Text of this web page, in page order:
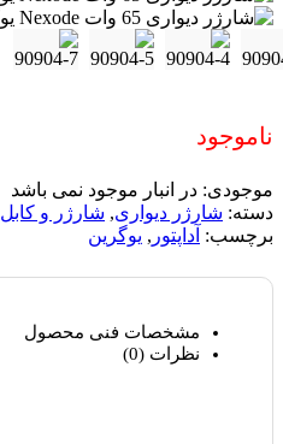
ناموجود
موجودی: در انبار موجود نمی باشد
دسته: شارژر دیواری, شارژر و کابل
برچسب: آداپتور , یوگرین
مشخصات فنی محصول
نظرات (0)